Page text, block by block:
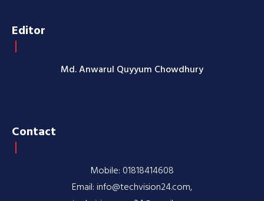
Editor
Md. Anwarul Quyyum Chowdhury
Contact
Mobile: 01818414608
Email: info@techvision24.com,